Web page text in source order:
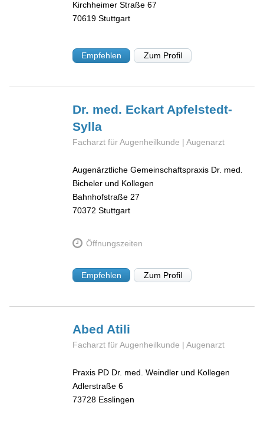
Kirchheimer Straße 67
70619 Stuttgart
Empfehlen Zum Profil
Dr. med. Eckart Apfelstedt-
Sylla
Facharzt für Augenheilkunde | Augenarzt
Augenärztliche Gemeinschaftspraxis Dr. med.
Bicheler und Kollegen
Bahnhofstraße 27
70372 Stuttgart
Öffnungszeiten
Empfehlen Zum Profil
Abed Atili
Facharzt für Augenheilkunde | Augenarzt
Praxis PD Dr. med. Weindler und Kollegen
Adlerstraße 6
73728 Esslingen